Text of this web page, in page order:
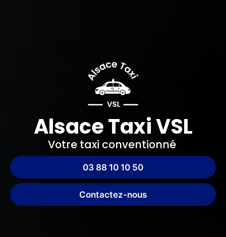
Alsace Taxi VSL
Votre taxi conventionné
03 88 10 10 50
Contactez-nous